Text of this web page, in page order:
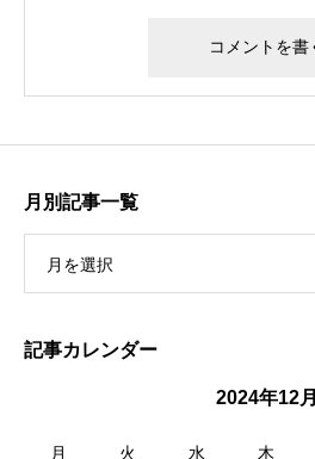
月別記事一覧
月を選択
記事カレンダー
2024年12月
月 火 水 木